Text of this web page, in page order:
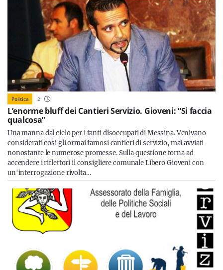
Politica 2'
L’enorme bluff dei Cantieri Servizio. Gioveni: “Si faccia
qualcosa”
Una manna dal cielo per i tanti disoccupati di Messina. Venivano
considerati così gli ormai famosi cantieri di servizio, mai avviati
nonostante le numerose promesse. Sulla questione torna ad
accendere i riflettori il consigliere comunale Libero Gioveni con
un'interrogazione rivolta…